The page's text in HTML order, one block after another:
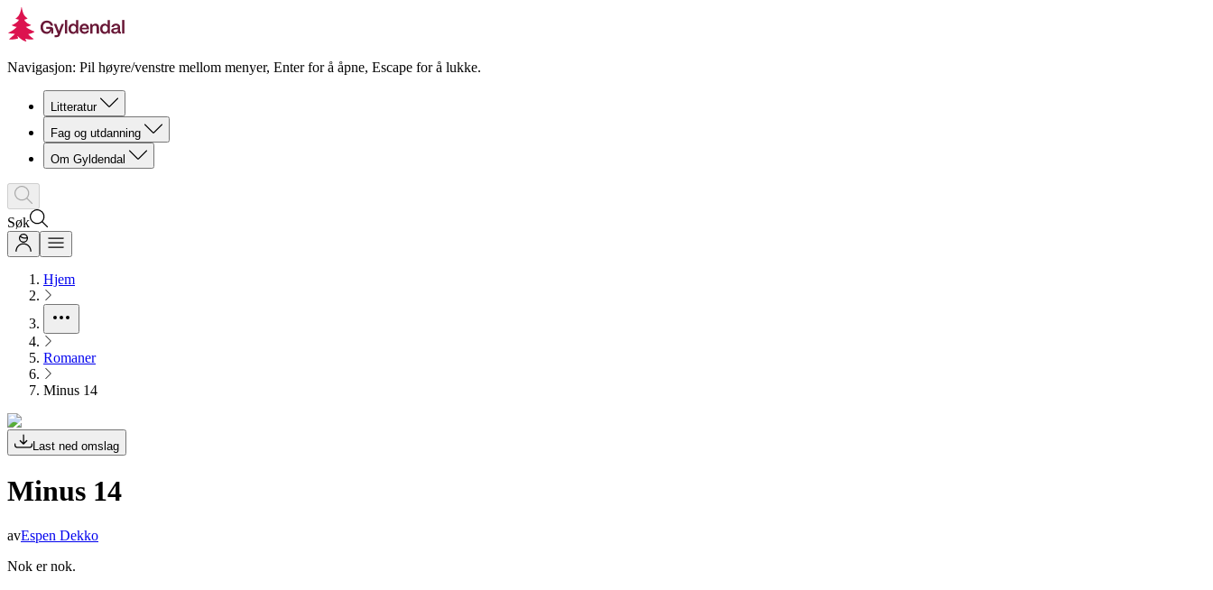
Navigasjon: Pil høyre/venstre mellom menyer, Enter for å åpne, Escape for å lukke.
Litteratur
Fag og utdanning
Om Gyldendal
Søk
Hjem
Romaner
Minus 14
Last ned omslag
Minus 14
avEspen Dekko
Nok er nok.